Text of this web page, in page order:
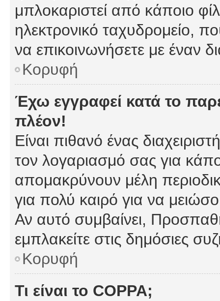
μπλοκαριστεί από κάποιο
ηλεκτρονικό ταχυδρομείο,
να επικοινωνήσετε με έναν
Κορυφή
Έχω εγγραφεί κατά το
πλέον!
Είναι πιθανό ένας
τον λογαριασμό σας για
απομακρύνουν μέλη
για πολύ καιρό για να
Αν αυτό συμβαίνει,
εμπλακείτε στις δημόσιες
Κορυφή
Τι είναι το COPPA;